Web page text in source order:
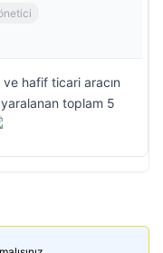
hafif ticari aracın
yaralanan toplam 5